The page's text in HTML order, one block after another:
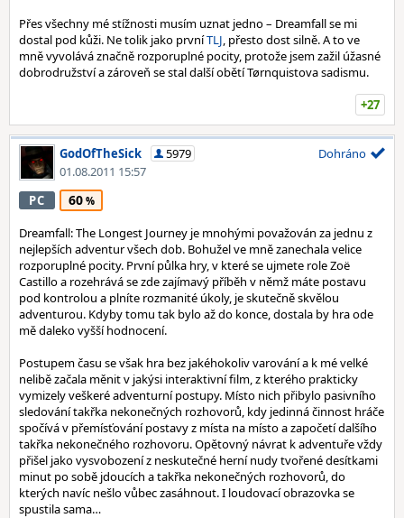
Přes všechny mé stížnosti musím uznat jedno – Dreamfall se mi
dostal pod kůži. Ne tolik jako prvníTLJ, přesto dost silně. A to ve
mně vyvolává značně rozporuplné pocity, protože jsem zažil úžasné
dobrodružství a zároveň se stal další obětí Tørnquistova sadismu.
+27
GodOfTheSick
5979
01.08.2011 15:57
Dohráno
PC 60
Dreamfall: The Longest Journey je mnohými považován za jednu z
nejlepších adventur všech dob. Bohužel ve mně zanechala velice
rozporuplné pocity. První půlka hry, v které se ujmete role Zoë
Castillo a rozehrává se zde zajímavý příběh v němž máte postavu
pod kontrolou a plníte rozmanité úkoly, je skutečně skvělou
adventurou. Kdyby tomu tak bylo až do konce, dostala by hra ode
mě daleko vyšší hodnocení.
Postupem času se však hra bez jakéhokoliv varování a k mé velké
nelibě začala měnit v jakýsi interaktivní film, z kterého prakticky
vymizely veškeré adventurní postupy. Místo nich přibylo pasivního
sledování takřka nekonečných rozhovorů, kdy jedinná činnost hráče
spočívá v přemísťování postavy z místa na místo a započetí dalšího
takřka nekonečného rozhovoru. Opětovný návrat k adventuře vždy
přišel jako vysvobození z neskutečné herní nudy tvořené desítkami
minut po sobě jdoucích a takřka nekonečných rozhovorů, do
kterých navíc nešlo vůbec zasáhnout. I loudovací obrazovka se
spustila sama…